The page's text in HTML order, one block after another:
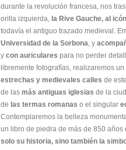
durante la revolución francesa, nos
orilla izquierda, la Rive Gauche, al
todavía el antiguo trazado medieval.
Universidad de la Sorbona, y
y con auriculares para no perder
libremente fotografías, realizaremos
estrechas y medievales calles de
de las más antiguas iglesias de la
de las termas romanas o el singular
Contemplaremos la belleza
un libro de piedra de más de 850 años
solo su historia, sino también la